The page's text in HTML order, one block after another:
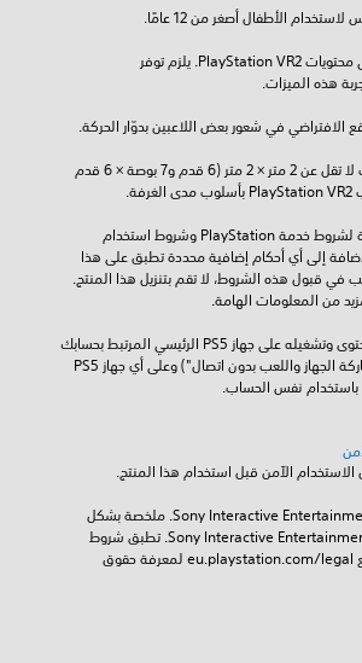
الافتراضي في شعور بعض اللاعبين بدوّار الحركة.
من المعلومات الهامة.
باستخدام نفس الحساب.